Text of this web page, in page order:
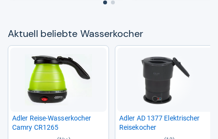
Aktu­ell beliebte Was­ser­ko­cher
Adler Reise-​Was­ser­ko­cher
Camry CR1265
Adler AD 1377 Elek­tri­scher
Rei­se­ko­cher